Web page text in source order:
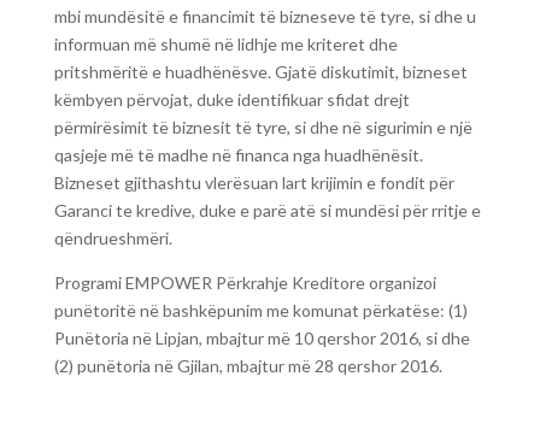
mbi mundësitë e financimit të bizneseve të tyre, si dhe u
informuan më shumë në lidhje me kriteret dhe
pritshmëritë e huadhënësve. Gjatë diskutimit, bizneset
këmbyen përvojat, duke identifikuar sfidat drejt
përmirësimit të biznesit të tyre, si dhe në sigurimin e një
qasjeje më të madhe në financa nga huadhënësit.
Bizneset gjithashtu vlerësuan lart krijimin e fondit për
Garanci te kredive, duke e parë atë si mundësi për rritje e
qëndrueshmëri.
Programi EMPOWER Përkrahje Kreditore organizoi
punëtoritë në bashkëpunim me komunat përkatëse: (1)
Punëtoria në Lipjan, mbajtur më 10 qershor 2016, si dhe
(2) punëtoria në Gjilan, mbajtur më 28 qershor 2016.